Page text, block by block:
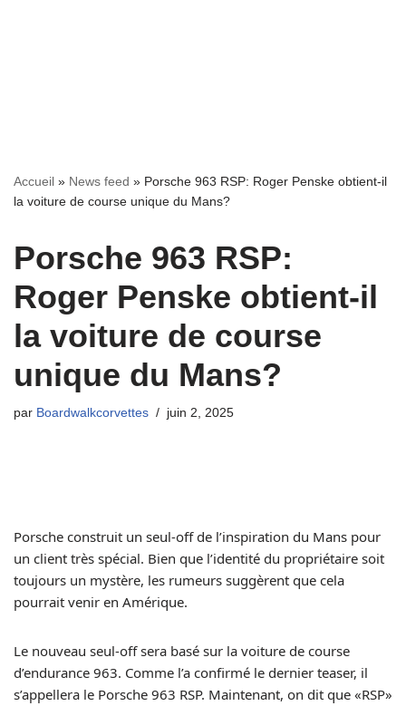
Accueil » News feed » Porsche 963 RSP: Roger Penske obtient-il
la voiture de course unique du Mans?
Porsche 963 RSP:
Roger Penske obtient-il
la voiture de course
unique du Mans?
par Boardwalkcorvettes juin 2, 2025
Porsche construit un seul-off de l’inspiration du Mans pour
un client très spécial. Bien que l’identité du propriétaire soit
toujours un mystère, les rumeurs suggèrent que cela
pourrait venir en Amérique.
Le nouveau seul-off sera basé sur la voiture de course
d’endurance 963. Comme l’a confirmé le dernier teaser, il
s’appellera le Porsche 963 RSP. Maintenant, on dit que «RSP»